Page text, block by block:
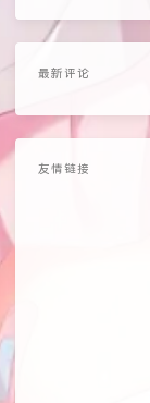
最新评论
友情链接